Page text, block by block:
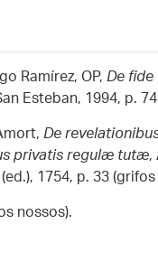
Ramírez, OP, De fide
Esteban, 1994, p.
De
privatis regulæ tutæ,
1754, p. 33 (grifos
nossos).